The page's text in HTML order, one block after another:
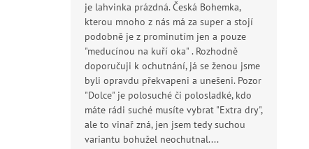
je lahvinka prázdná. Česká Bohemka,
kterou mnoho z nás má za super a stojí
podobně je z prominutím jen a pouze
"meducínou na kuří oka" . Rozhodně
doporučuji k ochutnání, já se ženou jsme
byli opravdu překvapeni a unešeni. Pozor
"Dolce" je polosuché či polosladké, kdo
máte rádi suché musíte vybrat "Extra dry",
ale to vinař zná, jen jsem tedy suchou
variantu bohužel neochutnal....